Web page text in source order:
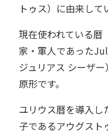
トゥス）に由来して
現在使われている暦
家・軍人であった
ジュリアス シーザ
原形です。
ユリウス暦を導入し
子であるアウグスト